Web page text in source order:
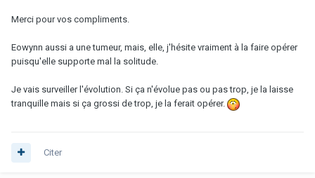
Merci pour vos compliments.
Eowynn aussi a une tumeur, mais, elle, j'hésite vraiment à la faire opérer
puisqu'elle supporte mal la solitude.
Je vais surveiller l'évolution. Si ça n'évolue pas ou pas trop, je la laisse
tranquille mais si ça grossi de trop, je la ferait opérer.
Citer